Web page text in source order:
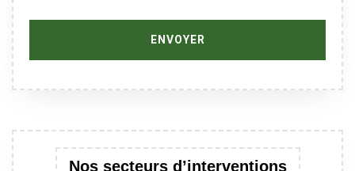
Nos secteurs d’interventions